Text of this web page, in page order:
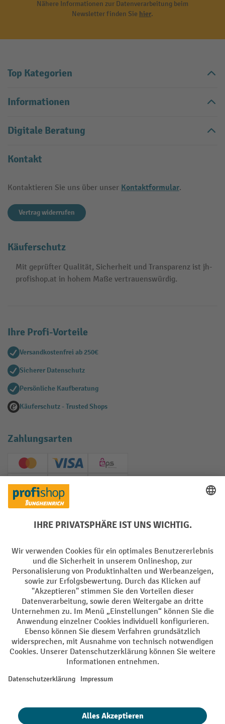
Nähere Informationen zur Datenverarbeitung beim
Newsletter finden Sie hier.
Top Kategorien
Informationen
Digitale Beratung
Kontakt
Kontaktieren Sie uns über unser Kontaktformular.
Vertrag widerrufen
Käuferschutz
Mit geprüfter Qualität, Sicherheit und Transparenz ist jh-
profishop.at in hohem Maße vertrauenswürdig.
Ihre Profi-Vorteile
Versandkostenfrei ab 250€
Sicherer Datenschutz
Persönliche Kaufberatung
Käuferschutz - Trusted Shops
Zahlungsarten
Creditcard (Master)Creditcard (Visa)
EPS
PayPal
Soziale Netzwerke
Impressum Datenschutz
Barrierefreiheit Privacy Settings
Alle Preise exkl. gesetzl. Mehrwertsteuer zzgl.Versandkostenund ggf.
Nachnahmegebühren, wenn nicht anders angegeben.
¹ Der Rabatt gilt so lange der Vorrat reicht. Der Rabatt gilt nicht auf
oder Gutscheinen ist nicht möglich. | ² Der Rabatt wird einmalig bei
eingelöst werden. Die Höhe des Rabatts variiert je nach
Produktkategorie und beträgt bis zu 10 % (10 % auf Lager, Umwelt,